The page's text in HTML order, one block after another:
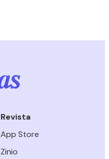
Revista
App Store
Zinio